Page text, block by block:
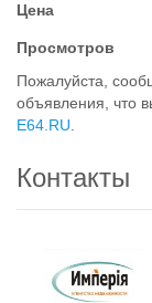
Цена
Просмотров
Пожалуйста,
объявления, что
E64.RU
Контакты